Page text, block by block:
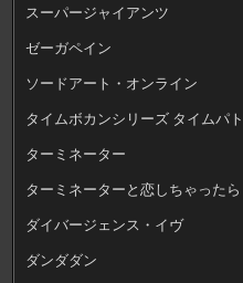
スーパージャイアンツ
ゼーガペイン
ソードアート・オンライン
タイムボカンシリーズ タイムパ
ターミネーター
ターミネーターと恋しちゃったら
ダイバージェンス・イヴ
ダンダダン